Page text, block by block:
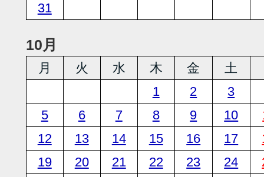
31
10月
月 火 水 木 金 土
1
2
3
5
6 7 8 9 10
12
13 14 15 16 17
19
20 21 22 23 24